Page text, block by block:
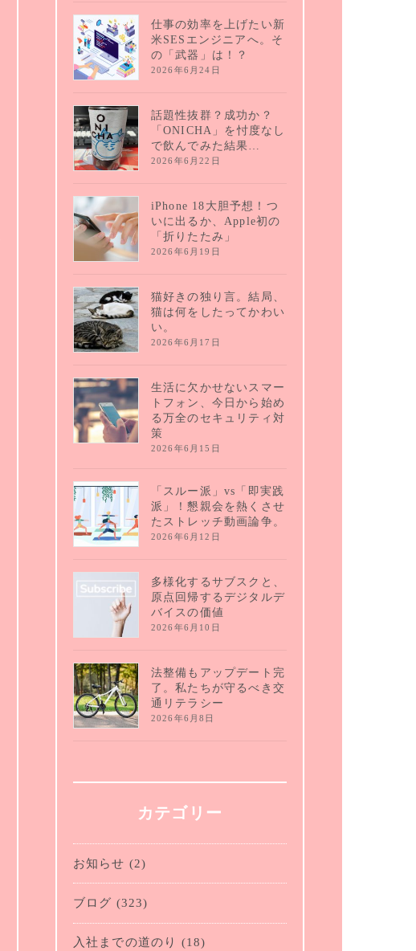
仕事の効率を上げたい新
米SESエンジニアへ。そ
の「武器」は！？
2026年6月24日
話題性抜群？成功か？
「ONICHA」を忖度なし
で飲んでみた結果…
2026年6月22日
iPhone 18大胆予想！つ
いに出るか、Apple初の
「折りたたみ」
2026年6月19日
猫好きの独り言。結局、
猫は何をしたってかわい
い。
2026年6月17日
生活に欠かせないスマー
トフォン、今日から始め
る万全のセキュリティ対
策
2026年6月15日
「スルー派」vs「即実践
派」！懇親会を熱くさせ
たストレッチ動画論争。
2026年6月12日
多様化するサブスクと、
原点回帰するデジタルデ
バイスの価値
2026年6月10日
法整備もアップデート完
了。私たちが守るべき交
通リテラシー
2026年6月8日
カテゴリー
お知らせ (2)
ブログ (323)
入社までの道のり (18)